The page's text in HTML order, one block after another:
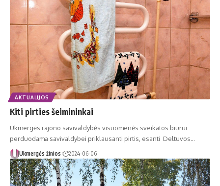
AKTUALIJOS
Kiti pirties šeimininkai
Ukmergės rajono savivaldybės visuomenės sveikatos biurui
perduodama savivaldybei priklausanti pirtis, esanti Deltuvos…
Ukmergės žinios 2024-06-06